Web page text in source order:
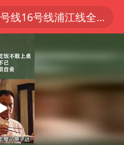
上海：5号线16号线浦江线全线停运
龙卷潜势
上海全域长途客运班次全部停运
浙闽沿海